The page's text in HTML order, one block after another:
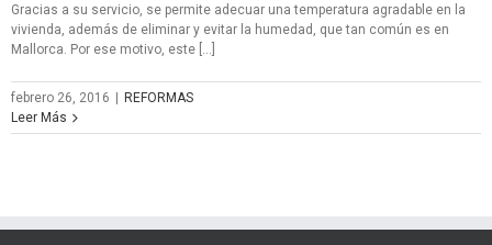
Gracias a su servicio, se permite adecuar una temperatura agradable en la
vivienda, además de eliminar y evitar la humedad, que tan común es en
Mallorca. Por ese motivo, este […]
febrero 26, 2016
REFORMAS
Leer Más